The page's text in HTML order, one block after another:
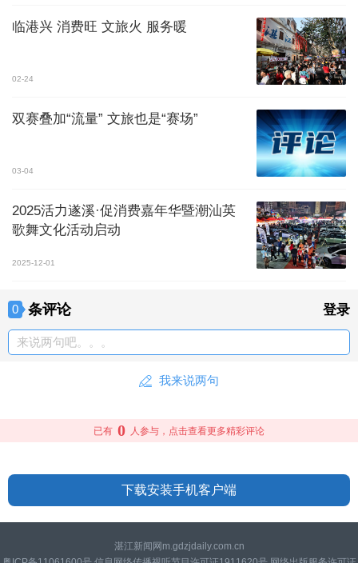
临港兴 消费旺 文旅火 服务暖
02-24
双赛叠加“流量” 文旅也是“赛场”
03-04
2025活力遂溪·促消费嘉年华暨潮汕英
歌舞文化活动启动
2025-12-01
0 条评论 登录
来说两句吧。。。
我来说两句
已有 0 人参与，点击查看更多精彩评论
下载安装手机客户端
湛江新闻网m.gdzjdaily.com.cn